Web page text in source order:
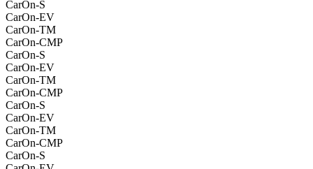
CarOn-S
CarOn-EV
CarOn-TM
CarOn-CMP
CarOn-S
CarOn-EV
CarOn-TM
CarOn-CMP
CarOn-S
CarOn-EV
CarOn-TM
CarOn-CMP
CarOn-S